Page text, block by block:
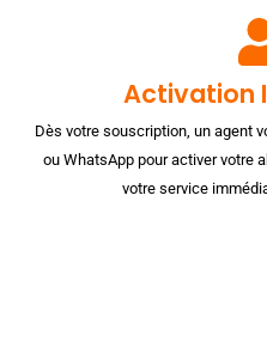
Activation
Dès votre souscription, un agent
ou WhatsApp pour activer votre
votre service